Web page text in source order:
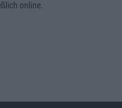
online.